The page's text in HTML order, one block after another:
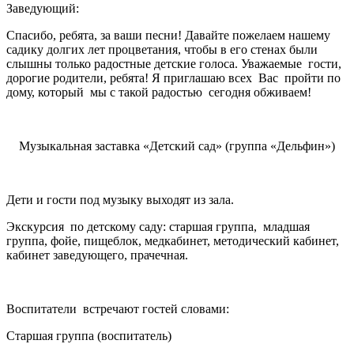
Заведующий:
Спасибо, ребята, за ваши песни! Давайте пожелаем нашему
садику долгих лет процветания, чтобы в его стенах были
слышны только радостные детские голоса. Уважаемые гости,
дорогие родители, ребята! Я приглашаю всех Вас пройти по
дому, который мы с такой радостью сегодня обживаем!
Музыкальная заставка «Детский сад» (группа «Дельфин»)
Дети и гости под музыку выходят из зала.
Экскурсия по детскому саду: старшая группа, младшая
группа, фойе, пищеблок, медкабинет, методический кабинет,
кабинет заведующего, прачечная.
Воспитатели встречают гостей словами:
Старшая группа (воспитатель)